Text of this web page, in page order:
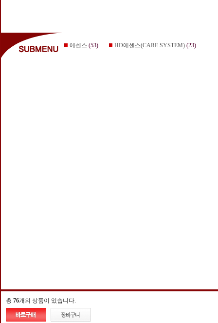
에센스 (53) HD에센스(CARE SYSTEM) (23)
총 76개의 상품이 있습니다.